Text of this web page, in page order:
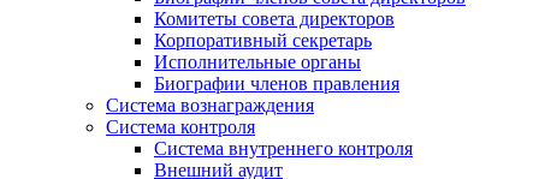
Комитеты совета директоров
Корпоративный секретарь
Исполнительные органы
Биографии членов правления
Система вознаграждения
Система контроля
Система внутреннего контроля
Внешний аудит